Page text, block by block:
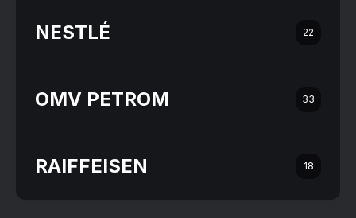
NESTLÉ 22
OMV PETROM 33
RAIFFEISEN 18